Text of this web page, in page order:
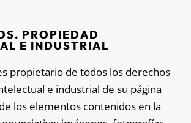
PROPIEDAD
E INDUSTRIAL
propietario de todos los derechos
e industrial de su página
los elementos contenidos en la